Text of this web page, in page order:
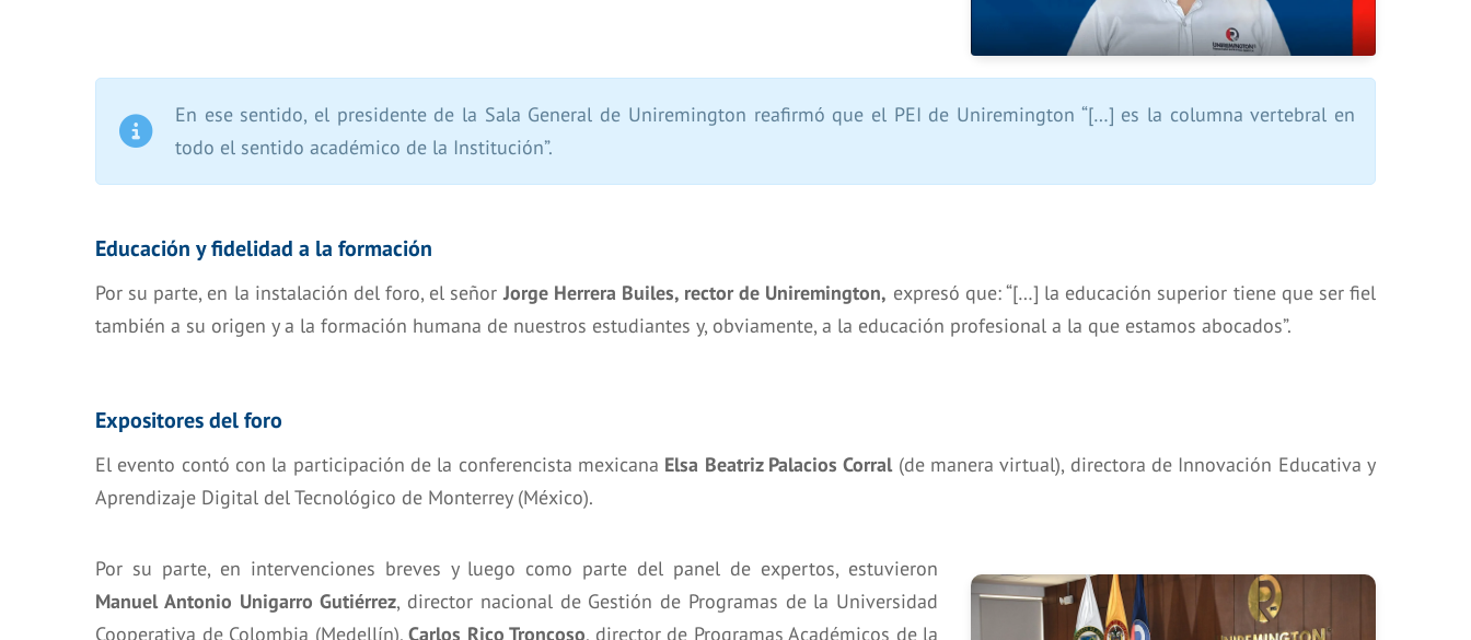
En ese sentido, el presidente de la Sala General de Uniremington reafirmó que el PEI de Uniremington “[…] es la columna vertebral en
todo el sentido académico de la Institución”.
Educación y fidelidad a la formación
Por su parte, en la instalación del foro, el señorJorge Herrera Builes, rector de Uniremington, expresó que: “[…] la educación superior tiene que ser fiel
también a su origen y a la formación humana de nuestros estudiantes y, obviamente, a la educación profesional a la que estamos abocados”.
Expositores del foro
El evento contó con la participación de la conferencista mexicana Elsa Beatriz Palacios Corral(de manera virtual), directora de Innovación Educativa y
Aprendizaje Digital del Tecnológico de Monterrey (México).
Por su parte, en intervenciones breves y luego como parte del panel de expertos, estuvieron
Manuel Antonio Unigarro Gutiérrez, director nacional de Gestión de Programas de la Universidad
Cooperativa de Colombia (Medellín), Carlos Rico Troncoso, director de Programas Académicos de la